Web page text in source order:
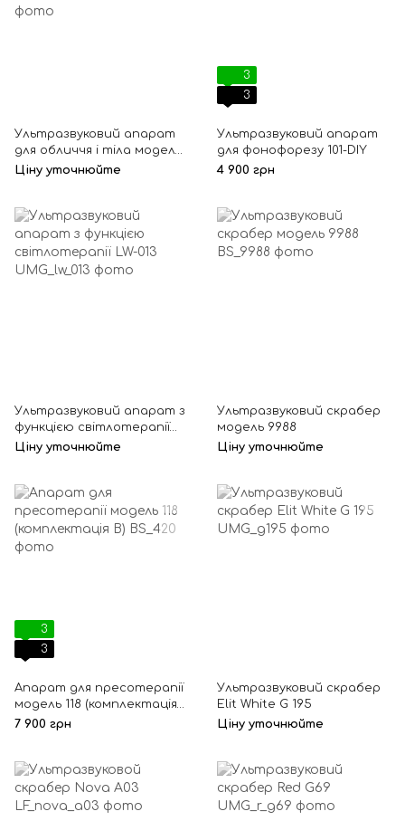
Ультразвуковий апарат
для обличчя і тіла модель
1001
Ціну уточнюйте
3
3
Ультразвуковий апарат
для фонофорезу 101-DIY
4 900 грн
Ультразвуковий апарат з
функцією світлотерапії
LW-013
Ціну уточнюйте
Ультразвуковий скрабер
модель 9988
Ціну уточнюйте
3
3
Апарат для пресотерапії
модель 118 (комплектація
В)
7 900 грн
Ультразвуковий скрабер
Elit White G 195
Ціну уточнюйте